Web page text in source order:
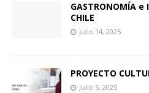
GASTRONOMÍA e
CHILE
Julio 14, 2025
PROYECTO
Julio 5, 2025